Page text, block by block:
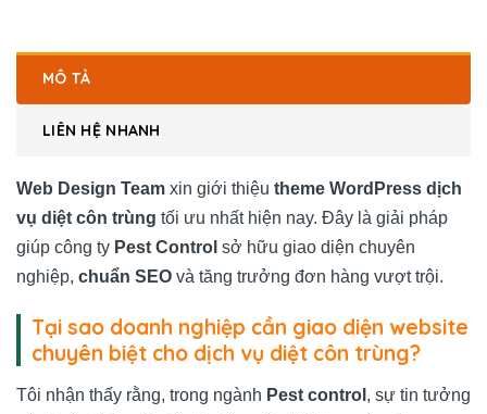
MÔ TẢ
LIÊN HỆ NHANH
Web Design Team xin giới thiệu theme WordPress dịch
vụ diệt côn trùng tối ưu nhất hiện nay. Đây là giải pháp
giúp công ty Pest Control sở hữu giao diện chuyên
nghiệp, chuẩn SEO và tăng trưởng đơn hàng vượt trội.
Tại sao doanh nghiệp cần giao diện website
chuyên biệt cho dịch vụ diệt côn trùng?
Tôi nhận thấy rằng, trong ngành Pest control , sự tin tưởng